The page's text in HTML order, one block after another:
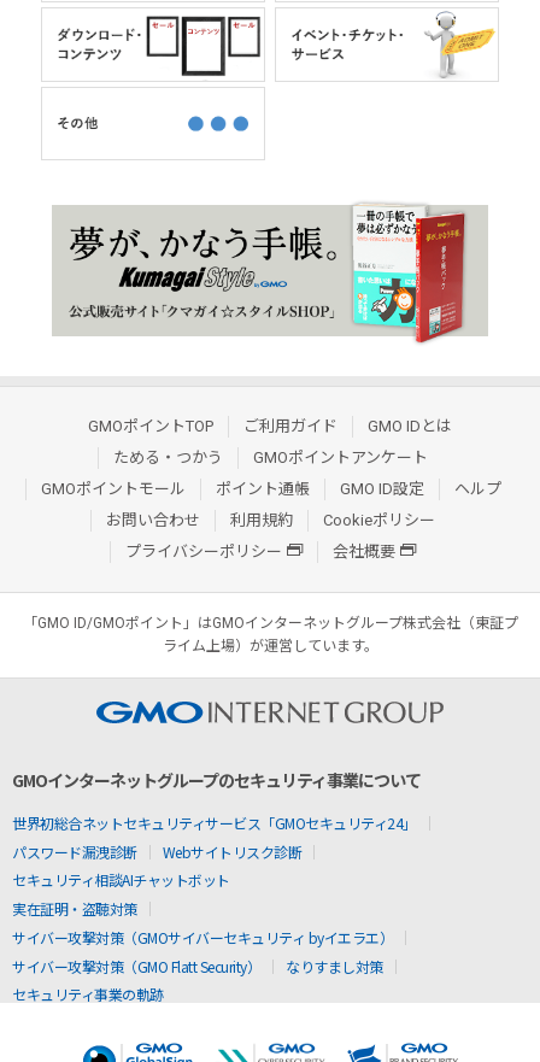
GMOポイントTOP ご利用ガイド
GMO IDとは
ためる・つかう
GMOポイントアンケート
GMOポイントモール
ポイント通帳 GMO ID設定
ヘルプ
お問い合わせ
利用規約
Cookieポリシー
プライバシーポリシー
会社概要
「GMO ID/GMOポイント」はGMOインターネットグループ株式会社（東証プ
ライム上場）が運営しています。
GMOインターネットグループのセキュリティ事業について
世界初総合ネットセキュリティサービス「GMOセキュリティ24」
パスワード漏洩診断
Webサイトリスク診断
セキュリティ相談AIチャットボット
実在証明・盗聴対策
サイバー攻撃対策（GMOサイバーセキュリティ byイエラエ）
サイバー攻撃対策（GMO Flatt Security）
なりすまし対策
セキュリティ事業の軌跡